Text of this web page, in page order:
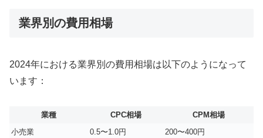
業界別の費用相場
2024年における業界別の費用相場は以下のようになって
います：
業種 CPC相場
CPM相場
小売業
0.5〜1.0円 200〜400円